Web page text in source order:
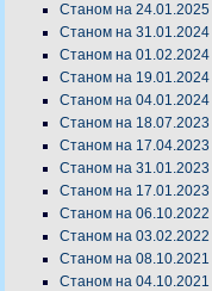
Станом на 24.01.2025
Станом на 31.01.2024
Станом на 01.02.2024
Станом на 19.01.2024
Станом на 04.01.2024
Станом на 18.07.2023
Станом на 17.04.2023
Станом на 31.01.2023
Станом на 17.01.2023
Станом на 06.10.2022
Станом на 03.02.2022
Станом на 08.10.2021
Станом на 04.10.2021